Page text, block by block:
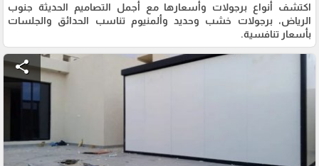
اكتشف أنواع برجولات وأسعارها مع أجمل التصاميم الحديثة جنوب
الرياض، برجولات خشب وحديد وألمنيوم تناسب الحدائق والجلسات
بأسعار تنافسية.
share